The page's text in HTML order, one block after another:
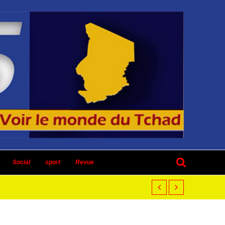
Social sport Revue